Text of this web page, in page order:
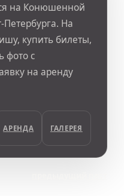
на Конюшенной
На
купить билеты,
фото с
на аренду
АРЕНДА ГАЛЕРЕЯ